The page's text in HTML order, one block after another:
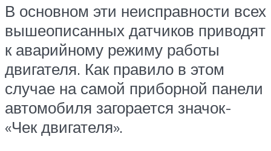
В основном эти неисправности всех
вышеописанных датчиков приводят
к аварийному режиму работы
двигателя. Как правило в этом
случае на самой приборной панели
автомобиля загорается значок-
«Чек двигателя».